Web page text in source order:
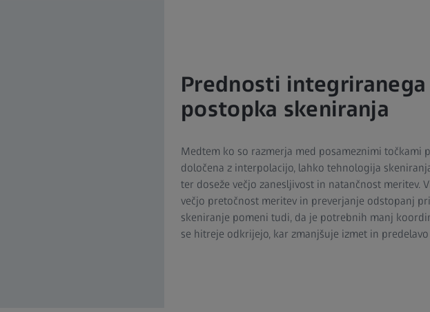
Prednosti
postopka skeniranja
Medtem ko so razmerja med posameznimi točkami
določena z interpolacijo, lahko tehnologija
ter doseže večjo zanesljivost in natančnost meritev.
večjo pretočnost meritev in preverjanje odstopanj
skeniranje pomeni tudi, da je potrebnih manj
se hitreje odkrijejo, kar zmanjšuje izmet in